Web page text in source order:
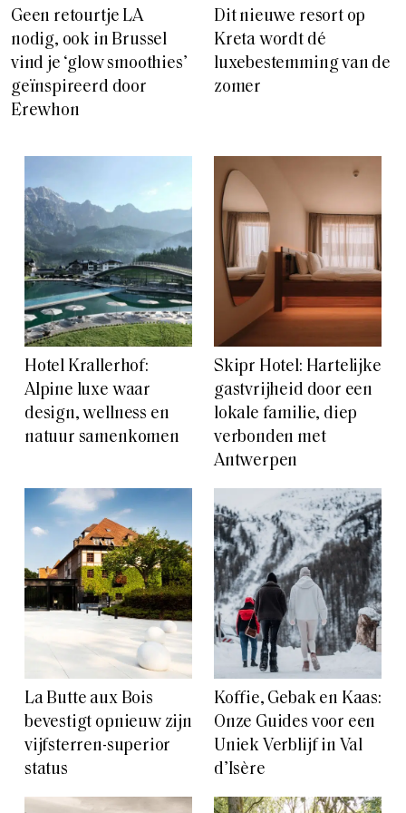
Geen retourtje LA
nodig, ook in Brussel
vind je ‘glow smoothies’
geïnspireerd door
Erewhon
Dit nieuwe resort op
Kreta wordt dé
luxebestemming van de
zomer
Hotel Krallerhof:
Alpine luxe waar
design, wellness en
natuur samenkomen
Skipr Hotel: Hartelijke
gastvrijheid door een
lokale familie, diep
verbonden met
Antwerpen
La Butte aux Bois
bevestigt opnieuw zijn
vijfsterren-superior
status
Koffie, Gebak en Kaas:
Onze Guides voor een
Uniek Verblijf in Val
d’Isère